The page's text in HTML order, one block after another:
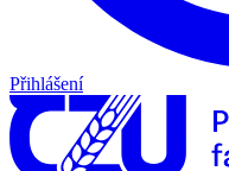
Přihlášení